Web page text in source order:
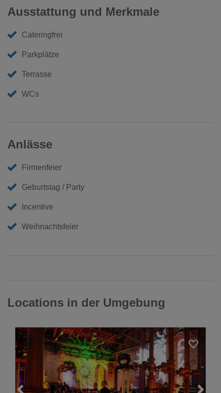
Ausstattung und Merkmale
Cateringfrei
Parkplätze
Terrasse
WCs
Anlässe
Firmenfeier
Geburtstag / Party
Incentive
Weihnachtsfeier
Locations in der Umgebung
Loading...